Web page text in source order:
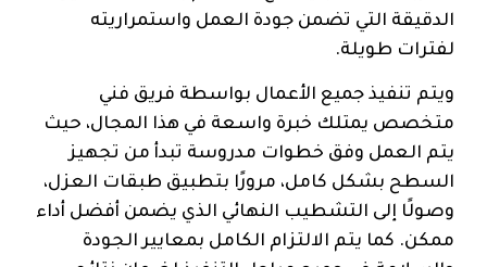
الدقيقة التي تضمن جودة العمل واستمراريته
لفترات طويلة.
ويتم تنفيذ جميع الأعمال بواسطة فريق فني
متخصص يمتلك خبرة واسعة في هذا المجال، حيث
يتم العمل وفق خطوات مدروسة تبدأ من تجهيز
السطح بشكل كامل، مرورًا بتطبيق طبقات العزل،
وصولًا إلى التشطيب النهائي الذي يضمن أفضل أداء
ممكن. كما يتم الالتزام الكامل بمعايير الجودة